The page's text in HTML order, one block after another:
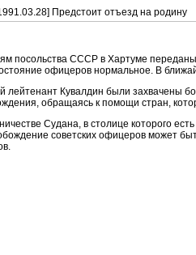
Предстоит отъезд на родину
посольства СССР в Хартуме
офицеров нормальное. В
лейтенант Кувалдин были
обращаясь к помощи стран,
Судана, в столице которого
советских офицеров может